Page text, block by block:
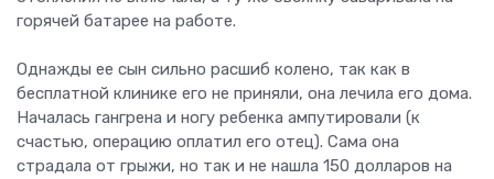
горячей батарее на работе.
Однажды ее сын сильно расшиб колено, так как в
бесплатной клинике его не приняли, она лечила его дома.
Началась гангрена и ногу ребенка ампутировали (к
счастью, операцию оплатил его отец). Сама она
страдала от грыжи, но так и не нашла 150 долларов на